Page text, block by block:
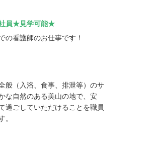
員★見学可能★
の看護師のお仕事です！
般（入浴、食事、排泄等）のサ
な自然のある美山の地で、安
過ごしていただけることを職員
。